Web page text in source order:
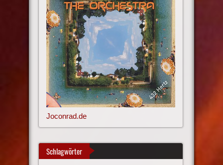
Joconrad.de
Schlagwörter